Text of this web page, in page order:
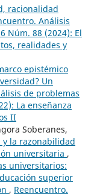
racionalidad
Análisis
Núm. 88 (2024): El
realidades y
epistémico
Un
de problemas
La enseñanza
II
Soberanes,
la razonabilidad
universitaria ,
universitarios:
superior
, Reencuentro.